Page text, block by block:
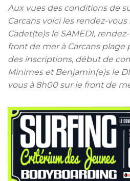
Aux vues des conditions de
Carcans voici les rendez-vous
Cadet(te)s le SAMEDI,
front de mer à Carcans
des inscriptions, début de
Minimes et Benjamin(e)s le
vous à 8h00 sur le front de